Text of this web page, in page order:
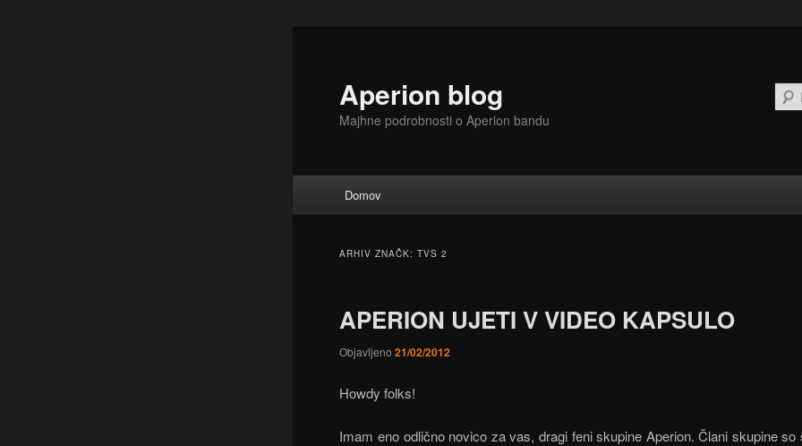
Aperion blog
Majhne podrobnosti o Aperion bandu
Domov
ARHIV ZNAČK:TVS 2
APERION UJETI V VIDEO KAPSULO
Objavljeno21/02/2012
Howdy folks!
Imam eno odlično novico za vas, dragi feni skupine Aperion. Člani skupine so